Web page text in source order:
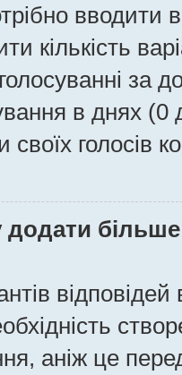
вводити
кількість
в днях (0
своїх голосів
більше
аніж це